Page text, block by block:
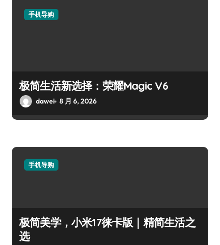
手机导购
极简生活新选择：荣耀Magic V6
dawei 8 月 6, 2026
手机导购
极简美学，小米17徕卡版｜精简生活之
选